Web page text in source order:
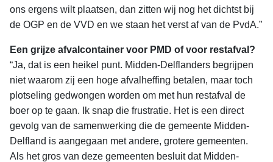
ons ergens wilt plaatsen, dan zitten wij nog het dichtst bij
de OGP en de VVD en we staan het verst af van de PvdA.”
Een grijze afvalcontainer voor PMD of voor restafval?
“Ja, dat is een heikel punt. Midden-Delflanders begrijpen
niet waarom zij een hoge afvalheffing betalen, maar toch
plotseling gedwongen worden om met hun restafval de
boer op te gaan. Ik snap die frustratie. Het is een direct
gevolg van de samenwerking die de gemeente Midden-
Delfland is aangegaan met andere, grotere gemeenten.
Als het gros van deze gemeenten besluit dat Midden-